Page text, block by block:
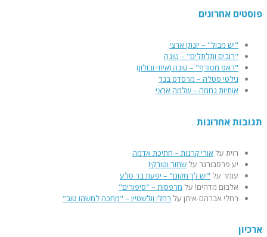
אחרונים
"יש מבול" – יונתן ארצי
"רובים ותלתלים" – טונה
"ראפ מטורף" – טונה (איתי זבולון)
גילטי סטלה – מרסדס בנד
אותיות נחמה – שלמה ארצי
אחרונות
רויתעלאורי קרנות – חתיכת אדמה
יע פרסבורגרעלשחור וטורקיז
עומרעל"יש לךָ מקום" – יפעת בר סלע
אלבום מדהים!עלמרפסות – "סיפורים"
רחלי אברהם-איתןעלרחלי וולשטיין – "מחכה למשהו טוב"